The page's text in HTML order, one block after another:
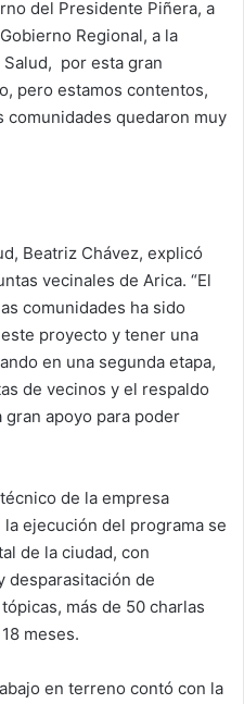
del Presidente Piñera, a
Regional, a la
por esta gran
pero estamos contentos,
comunidades quedaron muy
Beatriz Chávez, explicó
vecinales de Arica. “El
comunidades ha sido
proyecto y tener una
en una segunda etapa,
de vecinos y el respaldo
apoyo para poder
de la empresa
ejecución del programa se
de la ciudad, con
desparasitación de
más de 50 charlas
meses.
en terreno contó con la